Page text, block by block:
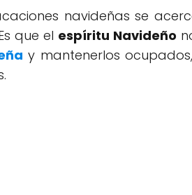
navideñas se
que el espíritu Navideño
y mantenerlos